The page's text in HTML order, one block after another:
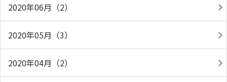
2020年06月（2）
2020年05月（3）
2020年04月（2）